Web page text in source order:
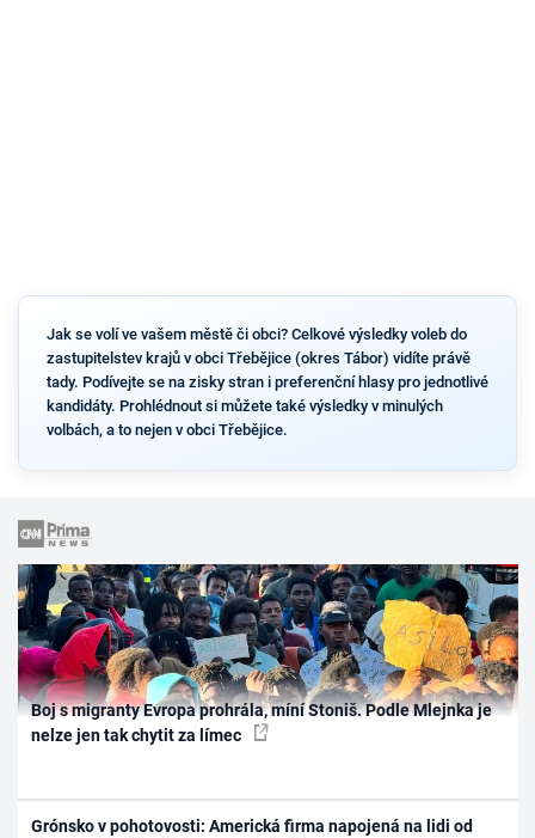
Jak se volí ve vašem městě či obci? Celkové výsledky voleb do
zastupitelstev krajů v obci Třebějice (okres Tábor) vidíte právě
tady. Podívejte se na zisky stran i preferenční hlasy pro jednotlivé
kandidáty. Prohlédnout si můžete také výsledky v minulých
volbách, a to nejen v obci Třebějice.
Boj s migranty Evropa prohrála, míní Stoniš. Podle Mlejnka je
nelze jen tak chytit za límec
Grónsko v pohotovosti: Americká firma napojená na lidi od